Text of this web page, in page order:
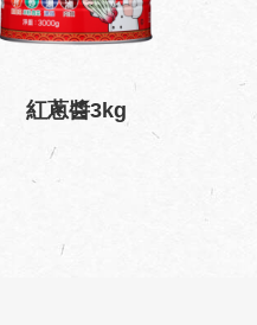
紅蔥醬3kg